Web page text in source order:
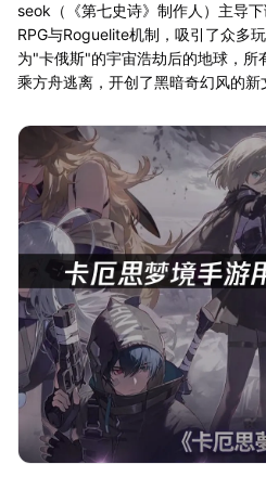
seok（《第七史诗》制作人）主导
RPG与Roguelite机制，吸引了众多
为"卡俄斯"的宇宙浩劫后的地球，所
乘方舟逃离，开创了黑暗奇幻风的新